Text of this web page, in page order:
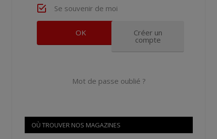
Se souvenir de moi
Créer un
compte
Mot de passe oublié ?
OÙ TROUVER NOS MAGAZINES